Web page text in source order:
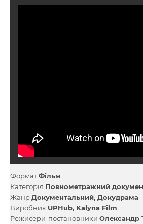
ФорматФільм
Категорія Повнометражний
ЖанрДокументальний Докудрама
Виробник UPHub Kalyna Film
Режисери-постановники Олександр